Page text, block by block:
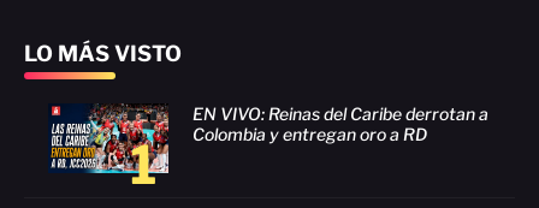
LO MÁS VISTO
1
EN VIVO: Reinas del Caribe derrotan a
Colombia y entregan oro a RD